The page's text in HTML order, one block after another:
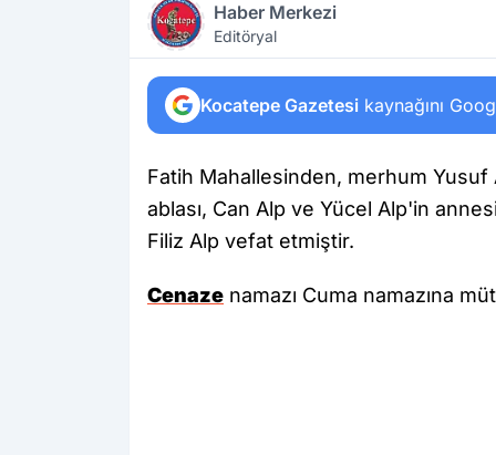
Haber Merkezi
Editöryal
Kocatepe Gazetesi kaynağını
Fatih Mahallesinden, merhum Yusuf
ablası, Can Alp ve Yücel Alp'in
Filiz Alp vefat etmiştir.
Cenaze namazı Cuma namazına